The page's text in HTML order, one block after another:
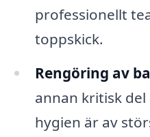
professionellt
toppskick.
Rengöring av
annan kritisk
hygien är av